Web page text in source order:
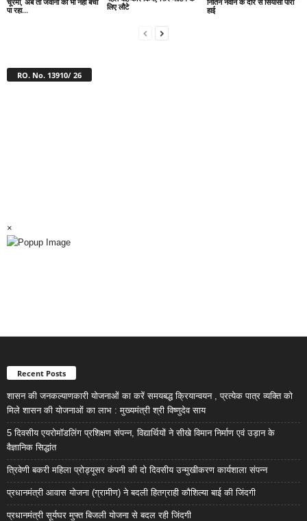
पा रहा...
लिए लौटे
हाई
RO. No. 13910/ 26
×
Recent Posts
शासन की जनकल्याणकारी योजनाओं का करें समयबद्ध क्रियान्वयन , प्रत्येक पात्र व्यक्ति को
मिले शासन की योजनाओं का लाभ : मुख्यमंत्री श्री विष्णुदेव साय
5 दिवसीय एयरोमॉडलिंग प्रशिक्षण संपन्न, विद्यार्थियों ने सीखे विमान निर्माण एवं उड़ान के
वैज्ञानिक सिद्धांत
त्रिवेणी बकरी महिला प्रोड्यूसर कंपनी की दो दिवसीय उन्मुखीकरण कार्यशाला संपन्न
प्रधानमंत्री आवास योजना (ग्रामीण) ने बदली हितग्राही कौशिल्या बाई की जिंदगी
प्रधानमंत्री सूर्यघर मुफ्त बिजली योजना से बदल रही जिंदगी